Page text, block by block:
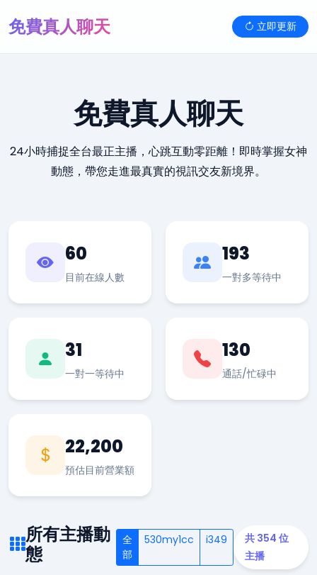
免費真人聊天 立即更新
免費真人聊天
24小時捕捉全台最正主播，心跳互動零距離！即時掌握女神
動態，帶您走進最真實的視訊交友新境界。
60
目前在線人數
193
一對多等待中
31
一對一等待中
130
通話/忙碌中
22,200
預估目前營業額
所有主播動
態
全
部
530my1cc i349
共 354 位
主播